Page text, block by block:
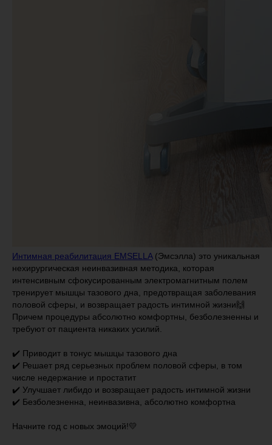
Интимная реабилитация EMSELLA(Эмсэлла) это уникальная
нехирургическая неинвазивная методика, которая
интенсивным сфокусированным электромагнитным полем
тренирует мышцы тазового дна, предотвращая заболевания
половой сферы, и возвращает радость интимной жизни🙌
Причем процедуры абсолютно комфортны, безболезненны и
требуют от пациента никаких усилий.
✔️ Приводит в тонус мышцы тазового дна
✔️ Решает ряд серьезных проблем половой сферы, в том
числе недержание и простатит
✔️ Улучшает либидо и возвращает радость интимной жизни
✔️ Безболезненна, неинвазивна, абсолютно комфортна
Начните год с новых эмоций!💛